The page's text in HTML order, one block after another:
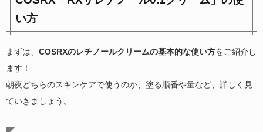
い方
まずは、 COSRXのレチノールクリームの基本的な使い方をご紹介し
ます！
朝夜どちらのスキンケアで使うのか、塗る順番や量など、詳しく見
ていきましょう。